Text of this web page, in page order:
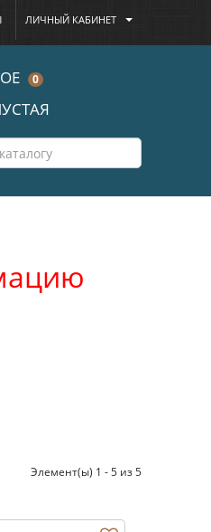
ЛИЧНЫЙ КАБИНЕТ
0
Элемент(ы) 1 - 5 из 5